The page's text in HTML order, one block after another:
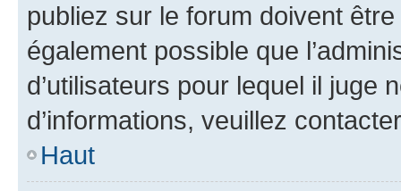
publiez sur le forum doivent
également possible que
d’utilisateurs pour lequel il juge
d’informations, veuillez
Haut